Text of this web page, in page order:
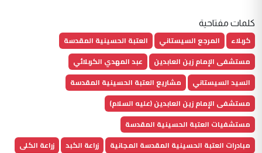
كلمات مفتاحية
كربلاء المرجع السيستاني
العتبة الحسينية المقدسة
مستشفى الإمام زين العابدين
عبد المهدي الكربلائي
السيد السيستاني
مشاريع العتبة الحسينية المقدسة
مستشفى الإمام زين العابدين (عليه السلام)
مستشفيات العتبة الحسينية المقدسة
مبادرات العتبة الحسينية المقدسة المجانية
زراعة الكبد زراعة الكلى